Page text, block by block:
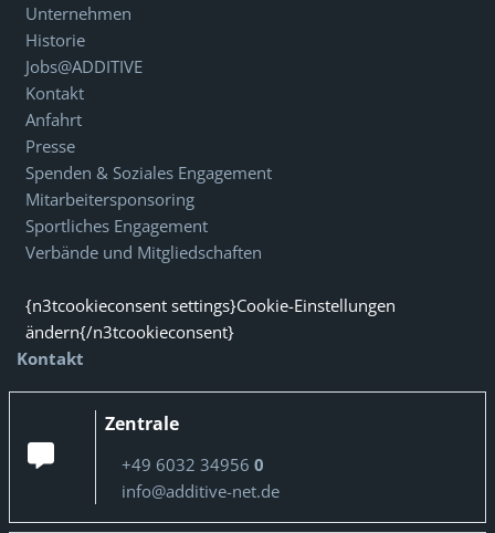
Unternehmen
Historie
Jobs@ADDITIVE
Kontakt
Anfahrt
Presse
Spenden & Soziales Engagement
Mitarbeitersponsoring
Sportliches Engagement
Verbände und Mitgliedschaften
{n3tcookieconsent settings}Cookie-Einstellungen
ändern{/n3tcookieconsent}
Kontakt
Zentrale
+49 6032 34956 0
info@additive-net.de